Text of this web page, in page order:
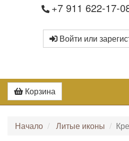
+7 911 622-17-
Войти или
Корзина
Начало Литые иконы